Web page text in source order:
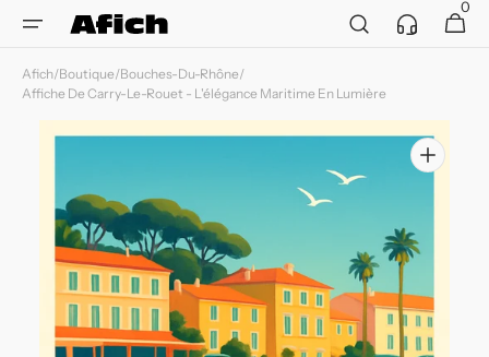
passer
contenu
Service
client
Panier
0
0 article
Afich/Boutique/Bouches-Du-Rhône/
Affiche De Carry-Le-Rouet - L'élégance Maritime En Lumière